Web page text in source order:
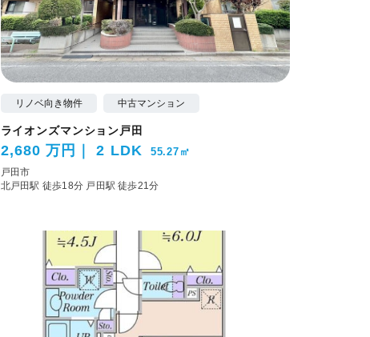
リノベ向き物件 中古マンション
ライオンズマンション戸田
2,680 万円 2 LDK 55.27㎡
戸田市
北戸田駅 徒歩18分 戸田駅 徒歩21分